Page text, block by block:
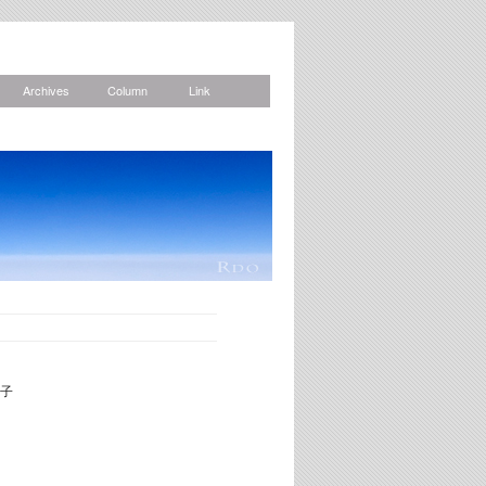
Archives Column Link